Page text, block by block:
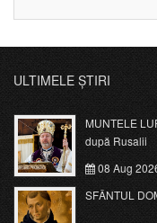
ULTIMELE ȘTIRI
MUNTELE
după Rusalii
08 Aug
SFÂNTUL